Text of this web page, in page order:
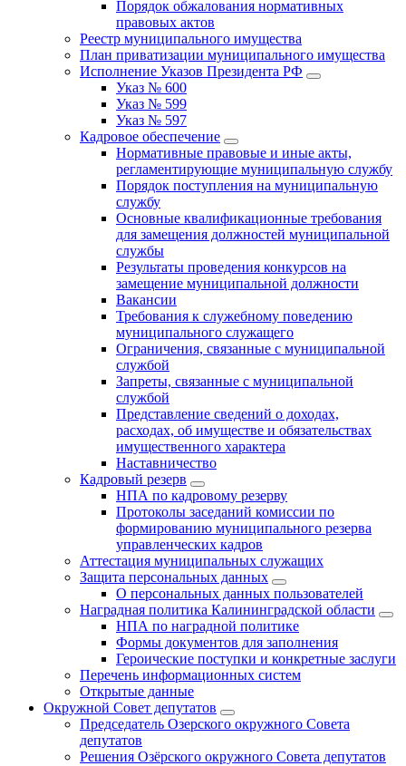
Порядок обжалования нормативных
правовых актов
Реестр муниципального имущества
План приватизации муниципального имущества
Исполнение Указов Президента РФ
Указ № 600
Указ № 599
Указ № 597
Кадровое обеспечение
Нормативные правовые и иные акты,
регламентирующие муниципальную службу
Порядок поступления на муниципальную
службу
Основные квалификационные требования
для замещения должностей муниципальной
службы
Результаты проведения конкурсов на
замещение муниципальной должности
Вакансии
Требования к служебному поведению
муниципального служащего
Ограничения, связанные с муниципальной
службой
Запреты, связанные с муниципальной
службой
Представление сведений о доходах,
расходах, об имуществе и обязательствах
имущественного характера
Наставничество
Кадровый резерв
НПА по кадровому резерву
Протоколы заседаний комиссии по
формированию муниципального резерва
управленческих кадров
Аттестация муниципальных служащих
Защита персональных данных
О персональных данных пользователей
Наградная политика Калининградской области
НПА по наградной политике
Формы документов для заполнения
Героические поступки и конкретные заслуги
Перечень информационных систем
Открытые данные
Окружной Совет депутатов
Председатель Озерского окружного Совета
депутатов
Решения Озёрского окружного Совета депутатов